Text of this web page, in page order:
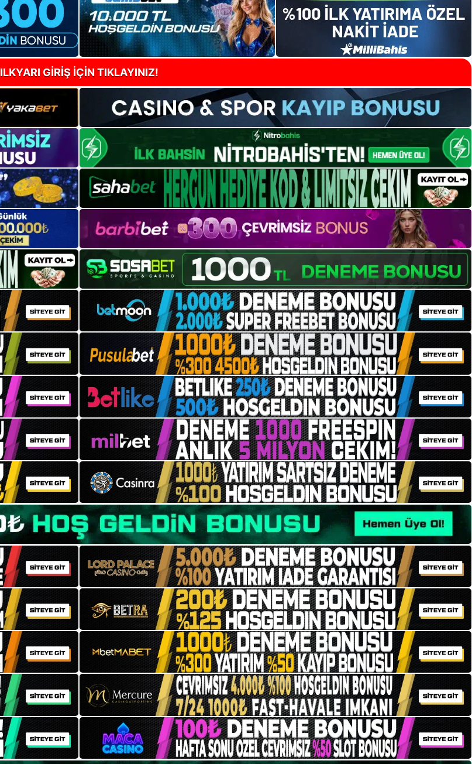
ILKYARI GİRİŞ İÇİN TIKLAYINIZ!